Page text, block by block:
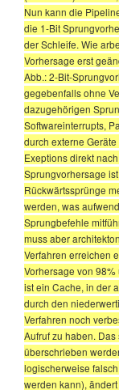
Nun kann die
die 1-Bit
der Schleife. Wie
Vorhersage erst
Abb.: 2-Bit-
gegebenfalls ohne
dazugehörigen
Softwareinterrupts,
durch externe
Exeptions direkt
Sprungvorhersage
Rückwärtssprünge
werden, was
Sprungbefehle
muss aber
Verfahren erreichen
Vorhersage von
ist ein Cache, in der
durch den
Verfahren noch
Aufruf zu haben.
überschrieben
logischerweise
werden kann),